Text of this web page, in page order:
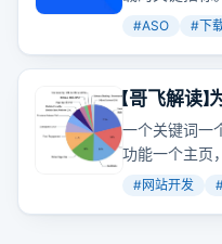
的多个因素
提供了具体的
#ASO #下
【哥飞解读
名？
一个关键词一
功能一个主页
个SEO策略，
#网站开发